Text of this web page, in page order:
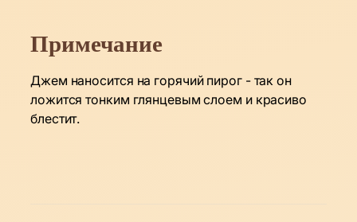
Примечание
Джем наносится на горячий пирог - так он
ложится тонким глянцевым слоем и красиво
блестит.